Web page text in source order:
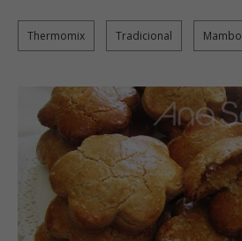
Thermomix Tradicional Mambo